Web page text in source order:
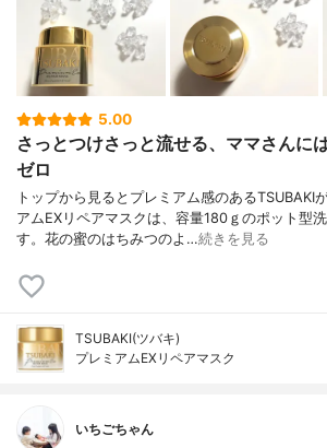
5.00
さっとつけさっと流せる、ママさんに
ゼロ
トップから見るとプレミアム感のあるTSUBAKI
アムEXリペアマスクは、容量180ｇのポット型
す。花の蜜のはちみつのよ…続きを見る
TSUBAKI(ツバキ)
プレミアムEXリペアマスク
いちごちゃん